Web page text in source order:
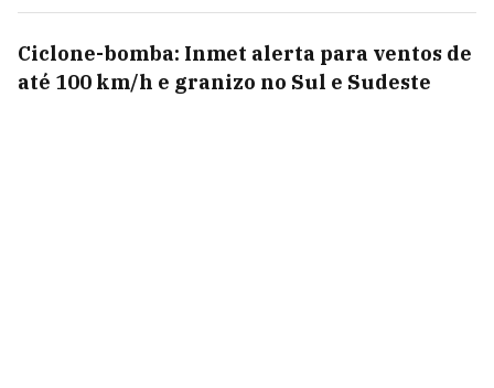
Ciclone-bomba: Inmet alerta para ventos de
até 100 km/h e granizo no Sul e Sudeste